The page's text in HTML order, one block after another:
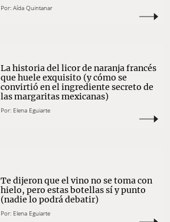
Por:Aída Quintanar
La historia del licor de naranja francés
que huele exquisito (y cómo se
convirtió en el ingrediente secreto de
las margaritas mexicanas)
Por: Elena Eguiarte
Te dijeron que el vino no se toma con
hielo, pero estas botellas sí y punto
(nadie lo podrá debatir)
Por: Elena Eguiarte